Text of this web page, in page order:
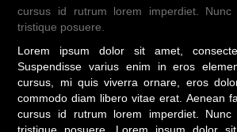
cursus id rutrum lorem imperdiet.
tristique posuere.
Lorem ipsum dolor sit amet,
Suspendisse varius enim in eros
cursus, mi quis viverra ornare, eros
commodo diam libero vitae erat. Aenean
cursus id rutrum lorem imperdiet.
tristique posuere. Lorem ipsum dolor